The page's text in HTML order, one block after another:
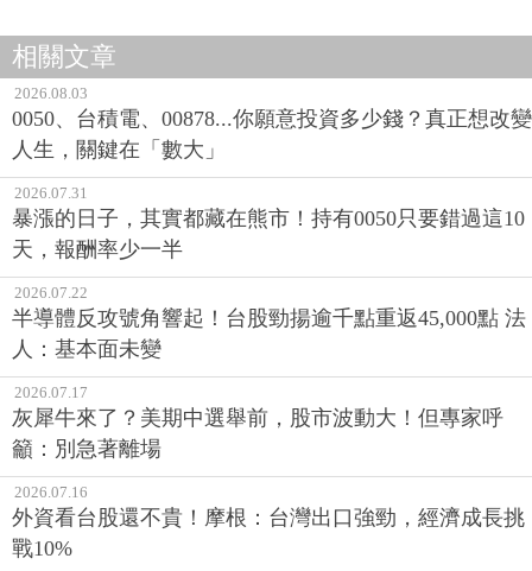
相關文章
2026.08.03
0050、台積電、00878...你願意投資多少錢？真正想改變
人生，關鍵在「數大」
2026.07.31
暴漲的日子，其實都藏在熊市！持有0050只要錯過這10
天，報酬率少一半
2026.07.22
半導體反攻號角響起！台股勁揚逾千點重返45,000點 法
人：基本面未變
2026.07.17
灰犀牛來了？美期中選舉前，股市波動大！但專家呼
籲：別急著離場
2026.07.16
外資看台股還不貴！摩根：台灣出口強勁，經濟成長挑
戰10%